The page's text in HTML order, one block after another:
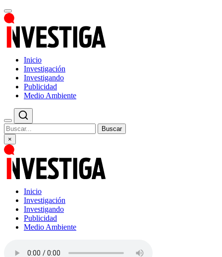
Inicio
Investigación
Investigando
Publicidad
Medio Ambiente
Buscar
×
Inicio
Investigación
Investigando
Publicidad
Medio Ambiente